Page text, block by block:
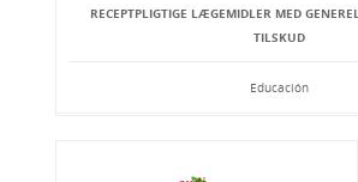
RECEPTPLIGTIGE LÆGEMIDLER MED
TILSKUD
Educación